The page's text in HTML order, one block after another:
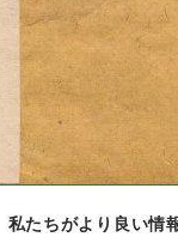
私たちがより良い情